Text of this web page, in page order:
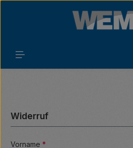
Zum Hauptinhalt springen
Widerruf
Vorname *